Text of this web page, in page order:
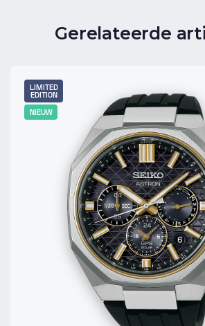
Gerelateerde
LIMITED
EDITION
NIEUW